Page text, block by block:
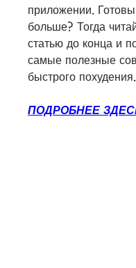
приложении. Готовы
больше? Тогда
статью до конца и
самые полезные
быстрого похудения.
ПОДРОБНЕЕ